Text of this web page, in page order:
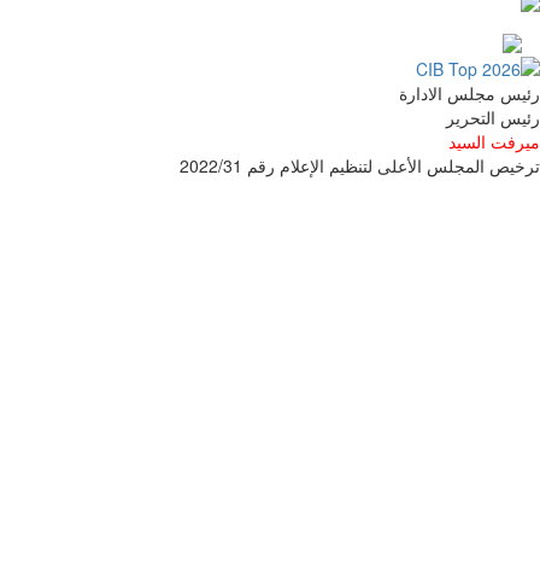
رئيس مجلس الادارة
رئيس التحرير
ميرفت السيد
ترخيص المجلس الأعلى لتنظيم الإعلام رقم 2022/31